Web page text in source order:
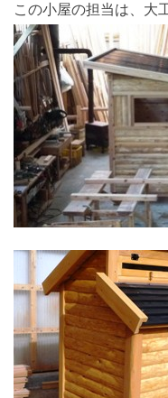
この小屋の担当は、大